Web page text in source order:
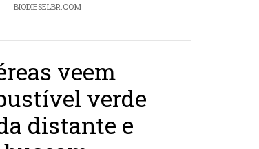
BIODIESELBR.COM
veem
verde
distante e